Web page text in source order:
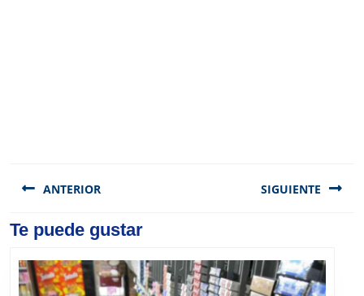
de
ANTERIOR
Previous
SIGUIENTE
Te puede gustar